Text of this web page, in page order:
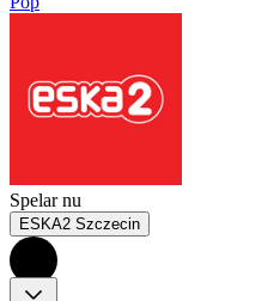
Spelar nu
ESKA2 Szczecin